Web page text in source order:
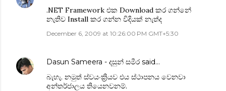
.NET Framework එක Download ක‍ර ගන්නේ
නැතිව Install ක‍ර ගන්න විදියක් නැත්ද
December 6, 2009 at 10:26:00 PM GMT+5:30
Dasun Sameera - දසුන් සමීර said…
බැහැ. නමුත් ස්වයංක්‍රියව එය ස්ථාපනය වෙනවා
අන්තර්ජාලය තියෙනවනම්.